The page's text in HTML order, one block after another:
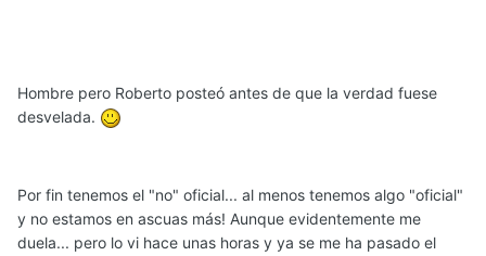
Hombre pero Roberto posteó antes de que la verdad fuese
desvelada.
Por fin tenemos el "no" oficial... al menos tenemos algo "oficial"
y no estamos en ascuas más! Aunque evidentemente me
duela... pero lo vi hace unas horas y ya se me ha pasado el